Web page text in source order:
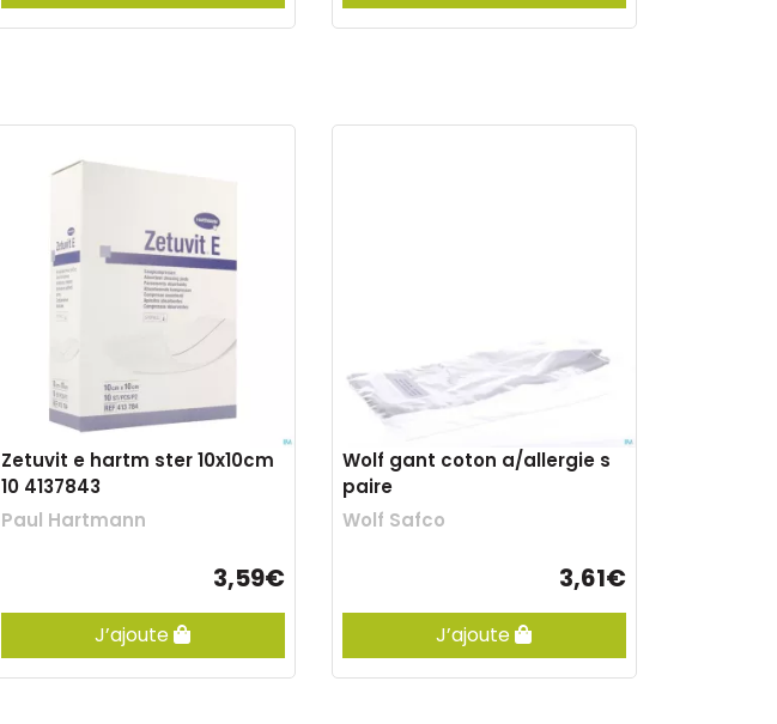
Zetuvit e hartm ster 10x10cm
10 4137843
Paul Hartmann
3,59€
J’ajoute
Wolf gant coton a/allergie s
paire
Wolf Safco
3,61€
J’ajoute